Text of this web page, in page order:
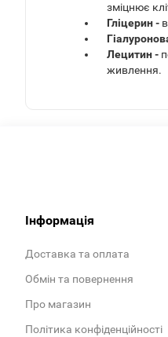
зміцнює
Гліцерин - в
Лецитин - п
живлення.
Інформація
Доставка та оплата
Обмін та повернення
Про магазин
Політика конфіденційності